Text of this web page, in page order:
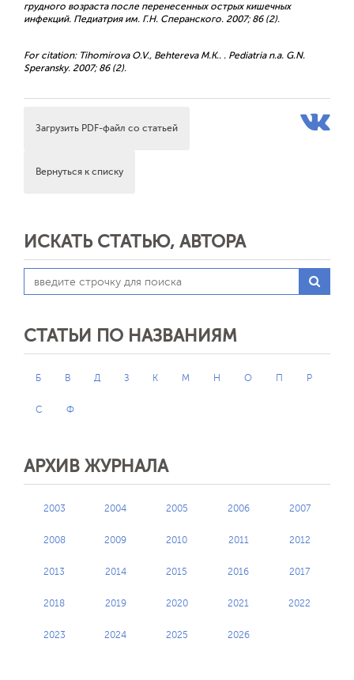
грудного возраста после перенесенных острых кишечных
инфекций. Педиатрия им. Г.Н. Сперанского. 2007; 86 (2).
For citation: Tihomirova O.V., Behtereva M.K.. . Pediatria n.a. G.N.
Speransky. 2007; 86 (2).
Загрузить PDF-файл со статьей
Вернуться к списку
ИСКАТЬ СТАТЬЮ, АВТОРА
СТАТЬИ ПО НАЗВАНИЯМ
Б В Д З К М Н О П Р
С Ф
АРХИВ ЖУРНАЛА
2003 2004 2005 2006 2007
2008 2009 2010 2011 2012
2013 2014 2015 2016 2017
2018 2019 2020 2021 2022
2023 2024 2025 2026